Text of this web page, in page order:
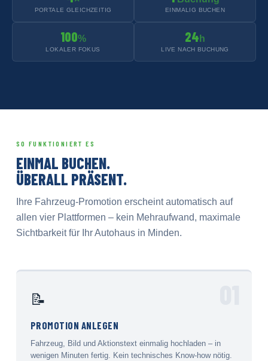
PORTALE GLEICHZEITIG EINMALIG BUCHEN
100%
LOKALER FOKUS
24 h
LIVE NACH BUCHUNG
SO FUNKTIONIERT ES
EINMAL BUCHEN.
ÜBERALL PRÄSENT.
Ihre Fahrzeug-Promotion erscheint automatisch auf
allen vier Plattformen – kein Mehraufwand, maximale
Sichtbarkeit für Ihr Autohaus in Minden.
📝
PROMOTION ANLEGEN
Fahrzeug, Bild und Aktionstext einmalig hochladen – in
wenigen Minuten fertig. Kein technisches Know-how nötig.